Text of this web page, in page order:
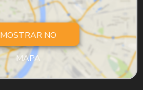
MOSTRAR NO
MAPA